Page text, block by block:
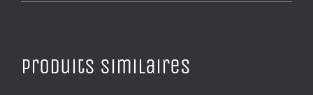
Produits similaires